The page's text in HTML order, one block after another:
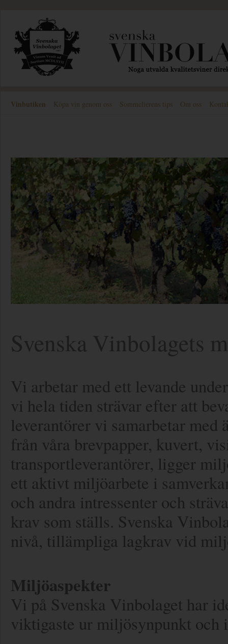
Vinbutiken Köpa vin genom oss Sommelierens tips Om oss
Svenska Vinbolagets
Vi arbetar med ett levande
vi hela tiden strävar efter att
leverantörer vi samarbetar
från våra brevpapper, kuvert,
transportleverantörer, ligger
ett aktivt miljöarbete i
och andra intressenter och
krav som ställs. Svenska
nivå, tillämpliga lagkrav vid
Miljöaspekter
Vi på Svenska Vinbolaget har
viktigaste ur miljösynpunkt och